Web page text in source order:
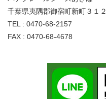
千葉県夷隅郡御宿町新町３１２
TEL : 0470-68-2157
FAX : 0470-68-4678